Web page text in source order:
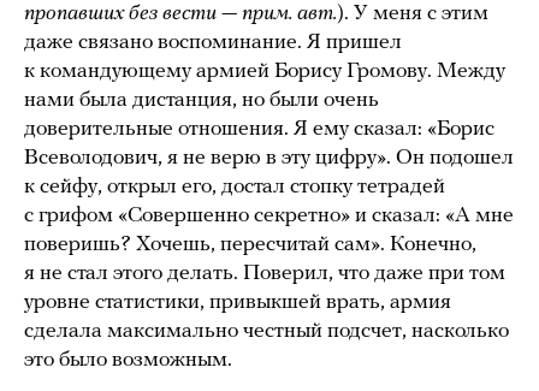
пропавших без вести — прим. авт.). У меня с этим
даже связано воспоминание. Я пришел
к командующему армией Борису Громову. Между
нами была дистанция, но были очень
доверительные отношения. Я ему сказал: «Борис
Всеволодович, я не верю в эту цифру». Он подошел
к сейфу, открыл его, достал стопку тетрадей
с грифом «Совершенно секретно» и сказал: «А мне
поверишь? Хочешь, пересчитай сам». Конечно,
я не стал этого делать. Поверил, что даже при том
уровне статистики, привыкшей врать, армия
сделала максимально честный подсчет, насколько
это было возможным.